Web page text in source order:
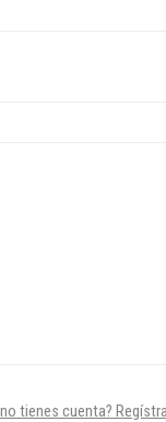
tienes cuenta?